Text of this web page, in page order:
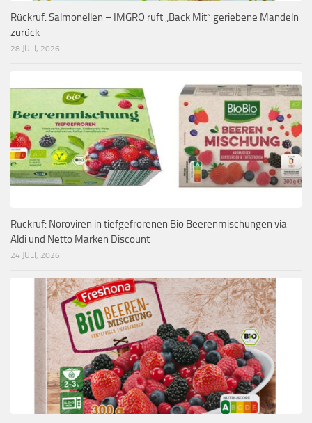
Rückruf: Salmonellen – IMGRO ruft „Back Mit“ geriebene Mandeln
zurück
28 JULI, 2026
Rückruf: Noroviren in tiefgefrorenen Bio Beerenmischungen via
Aldi und Netto Marken Discount
24 JULI, 2026